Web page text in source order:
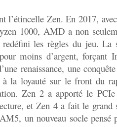
l’étincelle Zen. En 2017,
1000, AMD a non
les règles du jeu. La
moins d’argent, forçant
renaissance, une
à la loyauté sur le front du
Zen 2 a apporté le
et Zen 4 a fait le
un nouveau socle pensé